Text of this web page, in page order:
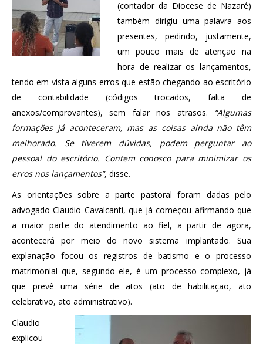
(contador da Diocese de Nazaré)
também dirigiu uma palavra aos
presentes, pedindo, justamente,
um pouco mais de atenção na
hora de realizar os lançamentos,
tendo em vista alguns erros que estão chegando ao escritório
de contabilidade (códigos trocados, falta de
anexos/comprovantes), sem falar nos atrasos.
“Algumas
formações já aconteceram, mas as coisas ainda não têm
melhorado. Se tiverem dúvidas, podem perguntar ao
pessoal do escritório. Contem conosco para minimizar os
erros nos lançamentos”, disse.
As orientações sobre a parte pastoral foram dadas pelo
advogado Claudio Cavalcanti, que já começou afirmando que
a maior parte do atendimento ao fiel, a partir de agora,
acontecerá por meio do novo sistema implantado. Sua
explanação focou os registros de batismo e o processo
matrimonial que, segundo ele, é um processo complexo, já
que prevê uma série de atos (ato de habilitação, ato
celebrativo, ato administrativo).
Claudio
explicou